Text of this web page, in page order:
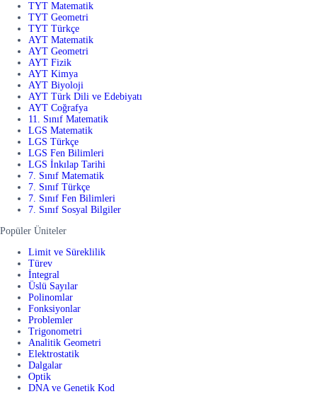
TYT Matematik
TYT Geometri
TYT Türkçe
AYT Matematik
AYT Geometri
AYT Fizik
AYT Kimya
AYT Biyoloji
AYT Türk Dili ve Edebiyatı
AYT Coğrafya
11. Sınıf Matematik
LGS Matematik
LGS Türkçe
LGS Fen Bilimleri
LGS İnkılap Tarihi
7. Sınıf Matematik
7. Sınıf Türkçe
7. Sınıf Fen Bilimleri
7. Sınıf Sosyal Bilgiler
Popüler Üniteler
Limit ve Süreklilik
Türev
İntegral
Üslü Sayılar
Polinomlar
Fonksiyonlar
Problemler
Trigonometri
Analitik Geometri
Elektrostatik
Dalgalar
Optik
DNA ve Genetik Kod